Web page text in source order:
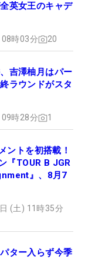
英女王のキャデ
時03分 20
吉澤柚月はパー
ラウンドがスタ
時28分 1
ントを初搭載！
『TOUR B JGR
』、8月7
(土) 11時35分
ター入らず今季